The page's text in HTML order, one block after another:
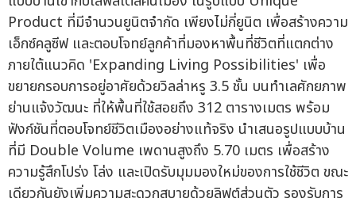
Product ที่มีจำนวนยูนิตจำกัด เพียงไม่กี่ยูนิต เพื่อสร้างความ
เอ็กซ์คลูซีฟ และตอบโจทย์ลูกค้าที่มองหาพื้นที่ชีวิตที่แตกต่าง
ภายใต้แนวคิด 'Expanding Living Possibilities' เพื่อ
ขยายกรอบการอยู่อาศัยด้วยวิลล่าหรู 3.5 ชั้น บนทำเลศักยภาพ
ย่านแจ้งวัฒนะ ที่ให้พื้นที่ใช้สอยถึง 312 ตารางเมตร พร้อม
ฟังก์ชันที่ตอบโจทย์ชีวิตเมืองอย่างแท้จริง นำเสนอรูปแบบบ้าน
ที่มี Double Volume เพดานสูงถึง 5.70 เมตร เพื่อสร้าง
ความรู้สึกโปร่ง โล่ง และเปิดรับมุมมองใหม่ของการใช้ชีวิต ขณะ
เดียวกันยังเพิ่มความสะดวกสบายด้วยลิฟต์ส่วนตัว รองรับการ